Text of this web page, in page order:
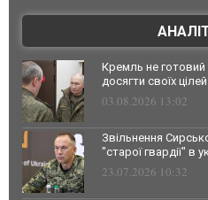
Кремль не готовий
досягти своїх
03.08.2026 13:02
Звільнення
"старої гвардії" в
23.07.2026 10:32